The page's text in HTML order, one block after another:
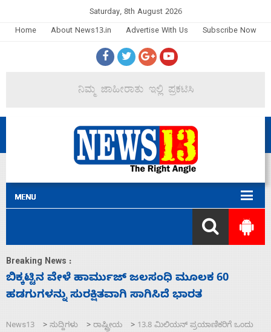
Saturday, 8th August 2026
Home
About News13.in Advertise With Us Subscribe Now
Breaking News :
ನಾಗೇಂದ್ರ ರಾಜೀನಾಮೆ ಕೊಡದಿದ್ದರೆ ಸದನ ನಡೆಸಲು
ಬಿಡೆವು: ಛಲವಾದಿ ನಾರಾಯಣಸ್ವಾಮಿ
News13 > ಸುದ್ದಿಗಳು > ರಾಷ್ಟ್ರೀಯ > 13.8 ಮಿಲಿಯನ್ ಪ್ರಯಾಣಿಕರಿಗೆ ಒಂದು